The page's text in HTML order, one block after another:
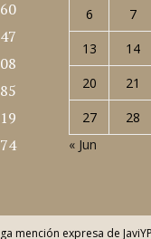
6
7
13
14
20
21
27
28
« Jun
expresa de